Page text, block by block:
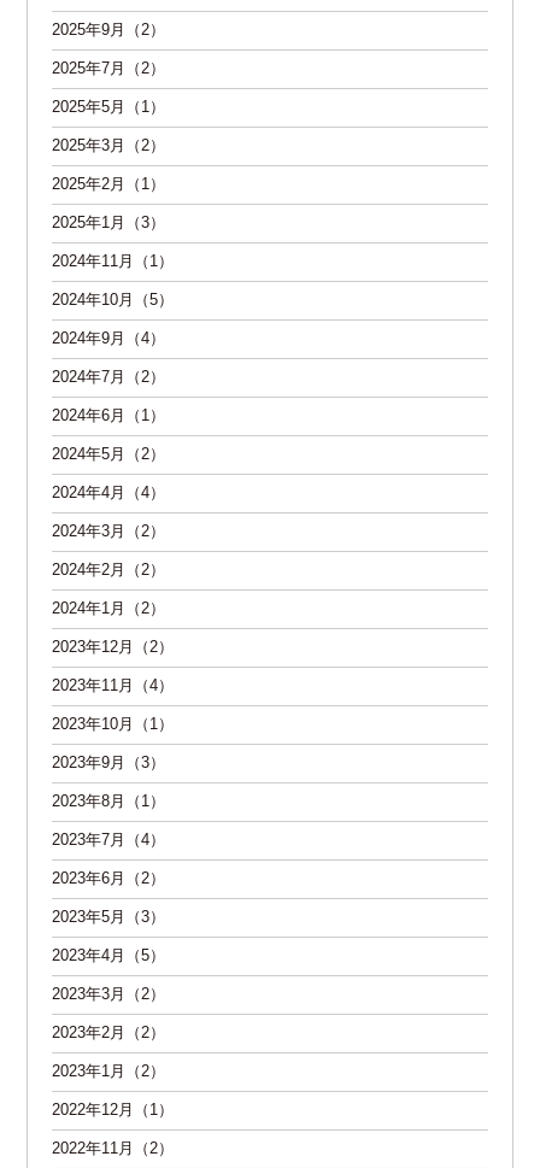
2025年9月（2）
2025年7月（2）
2025年5月（1）
2025年3月（2）
2025年2月（1）
2025年1月（3）
2024年11月（1）
2024年10月（5）
2024年9月（4）
2024年7月（2）
2024年6月（1）
2024年5月（2）
2024年4月（4）
2024年3月（2）
2024年2月（2）
2024年1月（2）
2023年12月（2）
2023年11月（4）
2023年10月（1）
2023年9月（3）
2023年8月（1）
2023年7月（4）
2023年6月（2）
2023年5月（3）
2023年4月（5）
2023年3月（2）
2023年2月（2）
2023年1月（2）
2022年12月（1）
2022年11月（2）